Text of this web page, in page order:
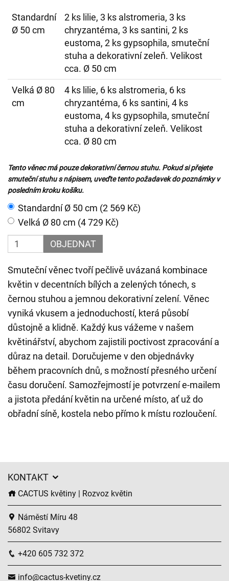
Standardní
Ø 50 cm
2 ks lilie, 3 ks alstromeria, 3 ks
chryzantéma, 3 ks santini, 2 ks
eustoma, 2 ks gypsophila, smuteční
stuha a dekorativní zeleň. Velikost
cca. Ø 50 cm
Velká Ø 80
cm
4 ks lilie, 6 ks alstromeria, 6 ks
chryzantéma, 6 ks santini, 4 ks
eustoma, 4 ks gypsophila, smuteční
stuha a dekorativní zeleň. Velikost
cca. Ø 80 cm
Tento věnec má pouze dekorativní černou stuhu. Pokud si přejete
smuteční stuhu s nápisem, uveďte tento požadavek do poznámky v
posledním kroku košíku.
Standardní Ø 50 cm (2 569 Kč)
Velká Ø 80 cm (4 729 Kč)
OBJEDNAT
Smuteční věnec tvoří pečlivě uvázaná kombinace
květin v decentních bílých a zelených tónech, s
černou stuhou a jemnou dekorativní zelení. Věnec
vyniká vkusem a jednoduchostí, která působí
důstojně a klidně. Každý kus vážeme v našem
květinářství, abychom zajistili poctivost zpracování a
důraz na detail. Doručujeme v den objednávky
během pracovních dnů, s možností přesného určení
času doručení. Samozřejmostí je potvrzení e-mailem
a jistota předání květin na určené místo, ať už do
obřadní síně, kostela nebo přímo k místu rozloučení.
KONTAKT
CACTUS květiny | Rozvoz květin
Náměstí Míru 48
56802 Svitavy
+420 605 732 372
info@cactus-kvetiny.cz